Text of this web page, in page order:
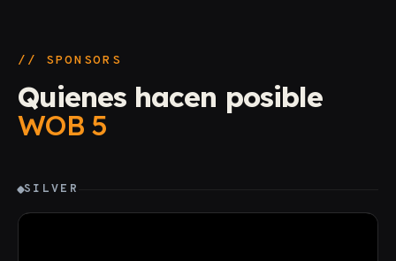
// SPONSORS
Quienes hacen posible
WOB 5
SILVER